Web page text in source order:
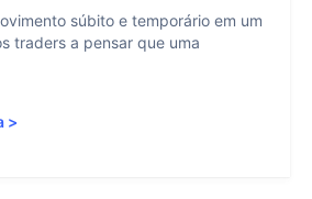
súbito e temporário em um
traders a pensar que uma
>